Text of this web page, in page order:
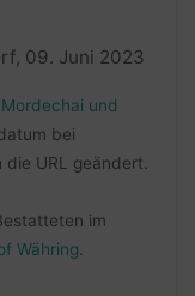
Mordechai und
bei
URL geändert.
im
Währing.